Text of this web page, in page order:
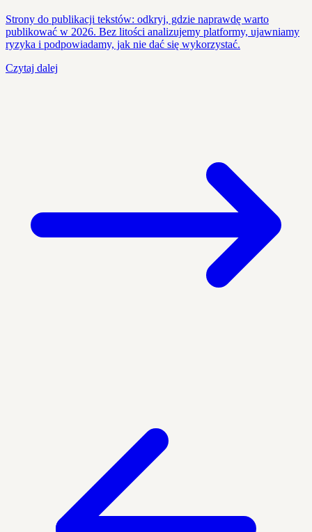
Strony do publikacji tekstów: odkryj, gdzie naprawdę warto
publikować w 2026. Bez litości analizujemy platformy, ujawniamy
ryzyka i podpowiadamy, jak nie dać się wykorzystać.
Czytaj dalej